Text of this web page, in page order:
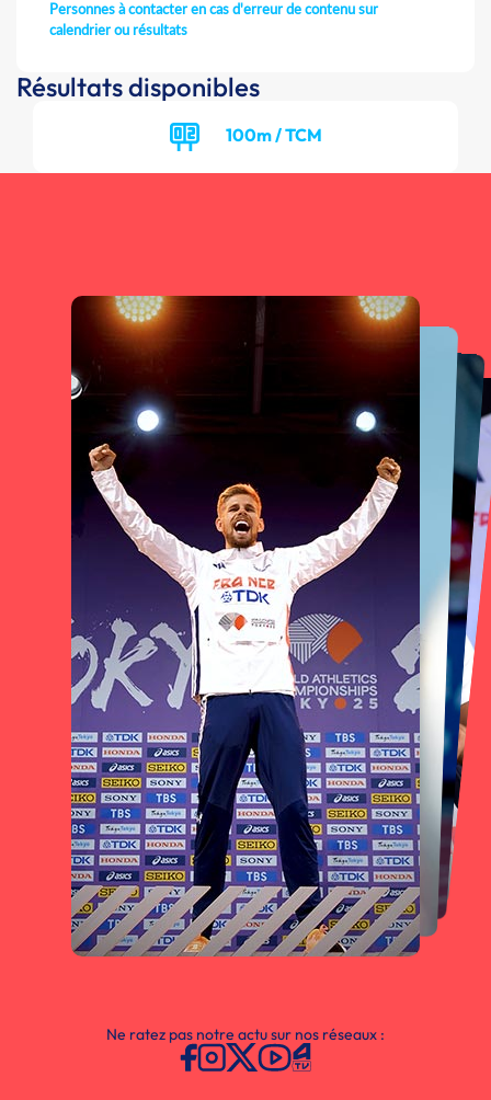
Personnes à contacter en cas d'erreur de contenu sur
calendrier ou résultats
Résultats disponibles
100m / TCM
Ne ratez pas notre actu sur nos réseaux :